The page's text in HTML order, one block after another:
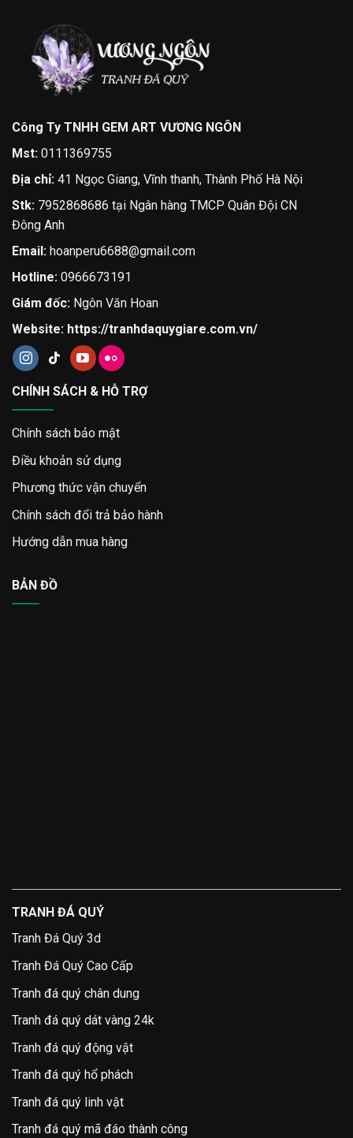
Công Ty TNHH GEM ART VƯƠNG NGÔN
Mst:0111369755
Địa chỉ:41 Ngọc Giang, Vĩnh thanh, Thành Phố Hà Nội
Stk:7952868686 tại Ngân hàng TMCP Quân Đội CN
Đông Anh
Email:hoanperu6688@gmail.com
Hotline:0966673191
Giám đốc:Ngôn Văn Hoan
Website: https://tranhdaquygiare.com.vn/
CHÍNH SÁCH & HỖ TRỢ
Chính sách bảo mật
Điều khoản sử dụng
Phương thức vận chuyển
Chính sách đổi trả bảo hành
Hướng dẫn mua hàng
BẢN ĐỒ
TRANH ĐÁ QUÝ
Tranh Đá Quý 3d
Tranh Đá Quý Cao Cấp
Tranh đá quý chân dung
Tranh đá quý dát vàng 24k
Tranh đá quý động vật
Tranh đá quý hổ phách
Tranh đá quý linh vật
Tranh đá quý mã đáo thành công